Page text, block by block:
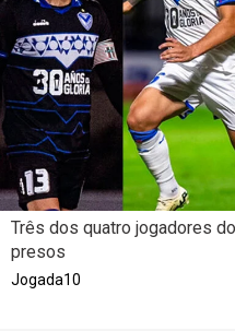
Três dos quatro jogadores
presos
Jogada10